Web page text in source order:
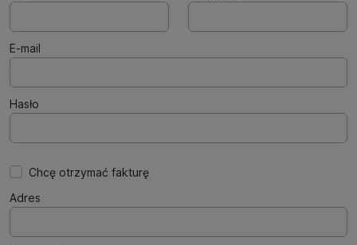
E-mail
Hasło
Chcę otrzymać fakturę
Adres